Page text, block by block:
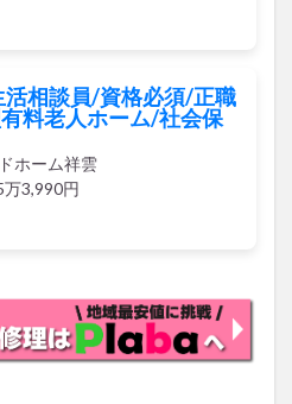
活相談員/資格必須/正職
料老人ホーム/社会保
ホーム祥雲
万3,990円